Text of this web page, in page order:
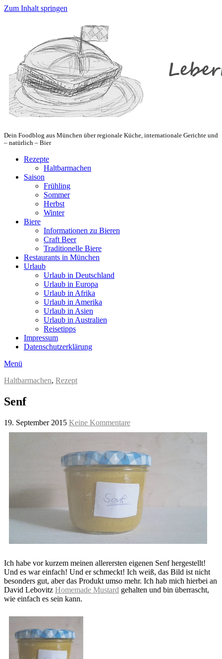
Zum Inhalt springen
Dein Foodblog aus München über regionale Küche, internationale Gerichte und
– natürlich – Bier
Rezepte
Haltbarmachen
Saison
Frühling
Sommer
Herbst
Winter
Biere
Informationen zu Bieren
Craft Beer
Traditionelle Biere
Restaurants in München
Urlaub
Urlaub in Deutschland
Urlaub in Europa
Urlaub in Afrika
Urlaub in Amerika
Urlaub in Asien
Urlaub in Australien
Reisetipps
Impressum
Datenschutzerklärung
Menü
Haltbarmachen, Rezept
Senf
19. September 2015 Keine Kommentare
Ich habe vor kurzem meinen allerersten eigenen Senf hergestellt!
Und es war einfach! Und er schmeckt! Ich weiß, das Bild ist nicht
besonders gut, aber das Produkt umso mehr. Ich hab mich hierbei an
David Lebovitz Homemade Mustard gehalten und bin überrascht,
wie einfach es sein kann.